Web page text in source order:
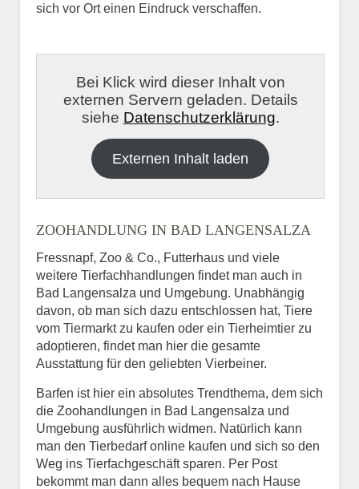
sich vor Ort einen Eindruck verschaffen.
Bei Klick wird dieser Inhalt von
externen Servern geladen. Details
siehe Datenschutzerklärung.
Externen Inhalt laden
ZOOHANDLUNG IN BAD LANGENSALZA
Fressnapf, Zoo & Co., Futterhaus und viele
weitere Tierfachhandlungen findet man auch in
Bad Langensalza und Umgebung. Unabhängig
davon, ob man sich dazu entschlossen hat, Tiere
vom Tiermarkt zu kaufen oder ein Tierheimtier zu
adoptieren, findet man hier die gesamte
Ausstattung für den geliebten Vierbeiner.
Barfen ist hier ein absolutes Trendthema, dem sich
die Zoohandlungen in Bad Langensalza und
Umgebung ausführlich widmen. Natürlich kann
man den Tierbedarf online kaufen und sich so den
Weg ins Tierfachgeschäft sparen. Per Post
bekommt man dann alles bequem nach Hause